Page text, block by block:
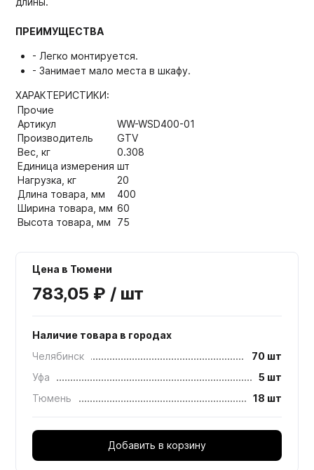
ПРЕИМУЩЕСТВА
- Легко монтируется.
- Занимает мало места в шкафу.
ХАРАКТЕРИСТИКИ:
Прочие
Артикул
WW-WSD400-01
Производитель
GTV
Вес, кг
0.308
Единица измерения шт
Нагрузка, кг
20
Длина товара, мм
400
Ширина товара, мм 60
Высота товара, мм
75
Цена в Тюмени
783,05 ₽ / шт
Наличие товара в городах
Челябинск
70 шт
Уфа
5 шт
Тюмень
18 шт
Добавить в корзину